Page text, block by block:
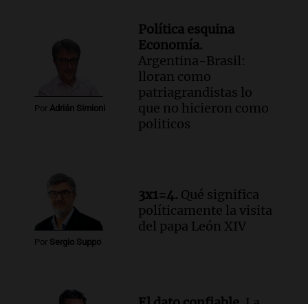
Por Adrián Simioni
Política esquina
Economía.
Argentina-Brasil:
lloran como
patriagrandistas lo
que no hicieron como
politicos
Por Sergio Suppo
3x1=4. Qué significa
políticamente la visita
del papa León XIV